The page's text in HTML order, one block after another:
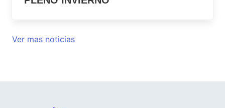
Ver mas noticias